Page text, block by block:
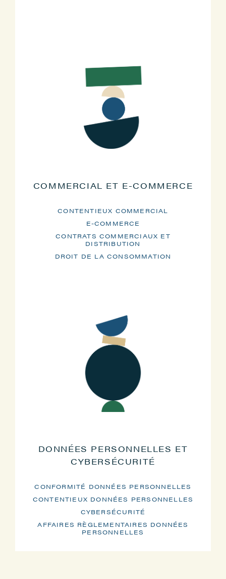
COMMERCIAL ET E-COMMERCE
CONTENTIEUX COMMERCIAL
E-COMMERCE
CONTRATS COMMERCIAUX ET
DISTRIBUTION
DROIT DE LA CONSOMMATION
DONNÉES PERSONNELLES ET
CYBERSÉCURITÉ
CONFORMITÉ DONNÉES PERSONNELLES
CONTENTIEUX DONNÉES PERSONNELLES
CYBERSÉCURITÉ
AFFAIRES RÈGLEMENTAIRES DONNÉES
PERSONNELLES